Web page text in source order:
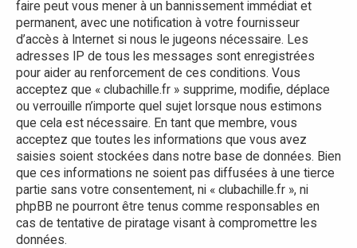
faire peut vous mener à un bannissement immédiat et
permanent, avec une notification à votre fournisseur
d’accès à Internet si nous le jugeons nécessaire. Les
adresses IP de tous les messages sont enregistrées
pour aider au renforcement de ces conditions. Vous
acceptez que « clubachille.fr » supprime, modifie, déplace
ou verrouille n’importe quel sujet lorsque nous estimons
que cela est nécessaire. En tant que membre, vous
acceptez que toutes les informations que vous avez
saisies soient stockées dans notre base de données. Bien
que ces informations ne soient pas diffusées à une tierce
partie sans votre consentement, ni « clubachille.fr », ni
phpBB ne pourront être tenus comme responsables en
cas de tentative de piratage visant à compromettre les
données.